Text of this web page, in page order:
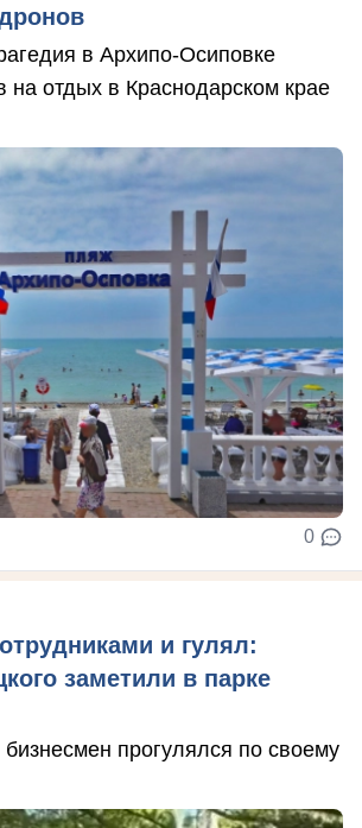
в Архипо-Осиповке
на отдых в Краснодарском крае
0
и гулял:
заметили в парке
бизнесмен прогулялся по своему